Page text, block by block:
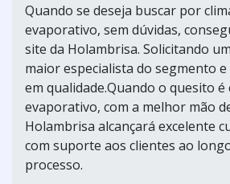
Quando se deseja buscar por
evaporativo, sem dúvidas,
site da Holambrisa. Solicitando
maior especialista do segmento
em qualidade.Quando o quesito
evaporativo, com a melhor mão
Holambrisa alcançará excelente
com suporte aos clientes ao
processo.